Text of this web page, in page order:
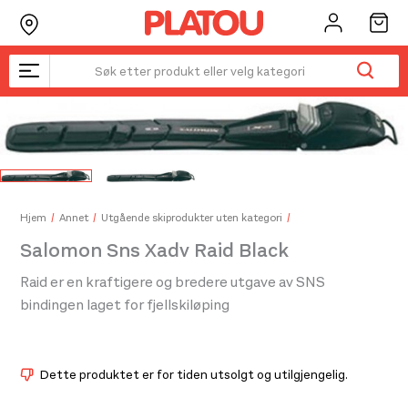
Hopp
rett
til
innholdet
☓
Hjem Annet Utgående skiprodukter uten kategori
Salomon Sns Xadv Raid Black
Raid er en kraftigere og bredere utgave av SNS
bindingen laget for fjellskiløping
Dette produktet er for tiden utsolgt og utilgjengelig.